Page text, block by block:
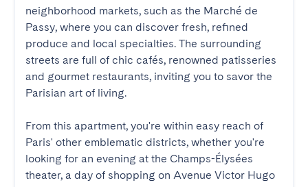
neighborhood markets, such as the Marché de
Passy, where you can discover fresh, refined
produce and local specialties. The surrounding
streets are full of chic cafés, renowned patisseries
and gourmet restaurants, inviting you to savor the
Parisian art of living.
From this apartment, you're within easy reach of
Paris' other emblematic districts, whether you're
looking for an evening at the Champs-Élysées
theater, a day of shopping on Avenue Victor Hugo